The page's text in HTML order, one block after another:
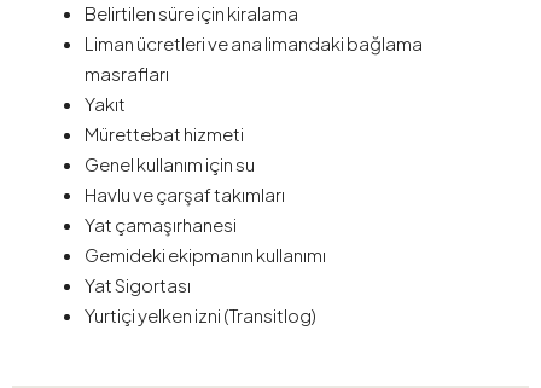
Belirtilen süre için kiralama
Liman ücretleri ve ana limandaki bağlama
masrafları
Yakıt
Mürettebat hizmeti
Genel kullanım için su
Havlu ve çarşaf takımları
Yat çamaşırhanesi
Gemideki ekipmanın kullanımı
Yat Sigortası
Yurtiçi yelken izni (Transitlog)